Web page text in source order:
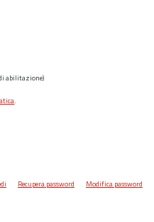
abilitazione)
.
Recupera password Modifica password